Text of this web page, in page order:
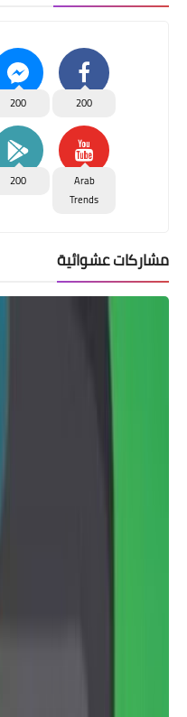
200
200
Arab
Trends
200
مشاركات عشوائية